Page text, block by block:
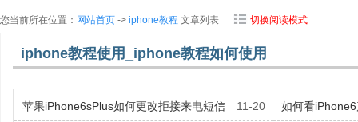
您当前所在位置： 网站首页 -> iphone教程 文章列表 切换阅读模式
iphone教程使用_iphone教程如何使用
苹果iPhone6sPlus如何更改拒接来电短信 11-20 如何看